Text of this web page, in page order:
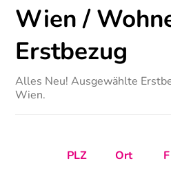
News
Wien /
Erstbezug
Alles Neu! Ausgewählte
Wien.
PLZ Ort